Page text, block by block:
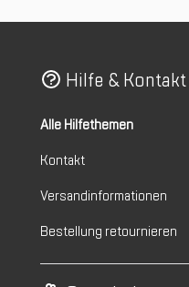
Hilfe & Kontakt
Alle Hilfethemen
Kontakt
Versandinformationen
Bestellung retournieren